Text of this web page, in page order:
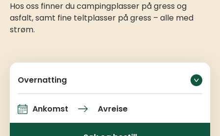
Hos oss finner du campingplasser på gress og
asfalt, samt fine teltplasser på gress – alle med
strøm.
Overnatting
Ankomst og avreise
Ankomst Avreise